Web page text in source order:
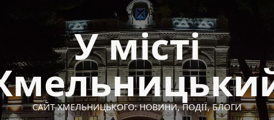
У місті
САЙТ ХМЕЛЬНИЦЬКОГО: НОВИНИ, ПОДІЇ, БЛОГИ